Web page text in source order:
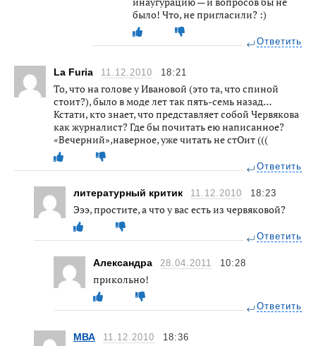
было! Что, не пригласили? :)
Ответить
La Furia 11.12.2010 18:21
То, что на голове у Ивановой (это та, что спиной
стоит?), было в моде лет так пять-семь назад…
Кстати, кто знает, что представляет собой Червякова
как журналист? Где бы почитать ею написанное?
«Вечерний»,наверное, уже читать не стОит (((
Ответить
литературный критик 11.12.2010 18:23
Эээ, простите, а что у вас есть из червяковой?
Ответить
Александра 28.04.2011 10:28
прикольно!
Ответить
МВА 11.12.2010 18:36